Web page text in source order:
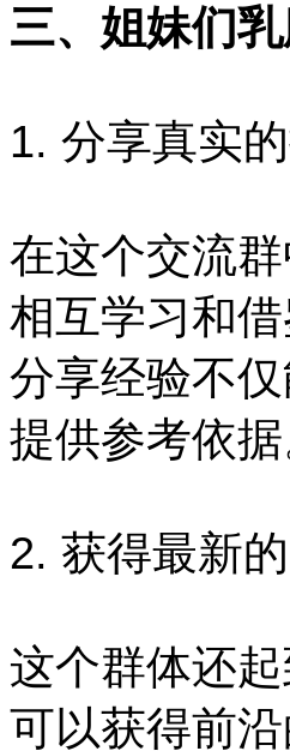
三、姐妹们
1. 分享真实
在这个交流
相互学习和
分享经验不
提供参考依据
2. 获得最新
这个群体还
可以获得前